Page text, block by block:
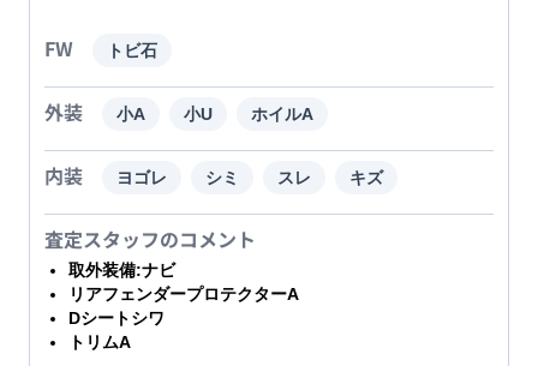
FW トビ石
外装 小A 小U ホイルA
内装 ヨゴレ シミ スレ キズ
査定スタッフのコメント
取外装備:ナビ
リアフェンダープロテクターA
Dシートシワ
トリムA